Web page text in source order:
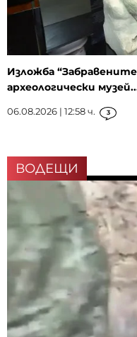
Изложба
археологически
06.08.2026 | 12:58 ч. 3
ВОДЕЩИ